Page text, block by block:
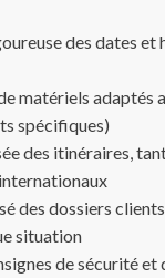
des dates et
matériels adaptés
spécifiques)
des itinéraires,
des dossiers
situation
de sécurité et